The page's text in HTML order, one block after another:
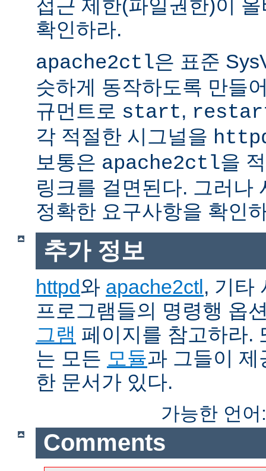
접근 제한(파일권한)이
확인하라.
apache2ctl은 표준
슷하게 동작하도록 만들
규먼트로 start,
각 적절한 시그널을
보통은 apache2ctl을
링크를 걸면된다. 그러나
정확한 요구사항을 확인
추가 정보
httpd와 apache2ctl, 기타
프로그램들의 명령행 옵
그램 페이지를 참고하라.
는 모든 모듈과 그들이
한 문서가 있다.
가능한 언
Comments